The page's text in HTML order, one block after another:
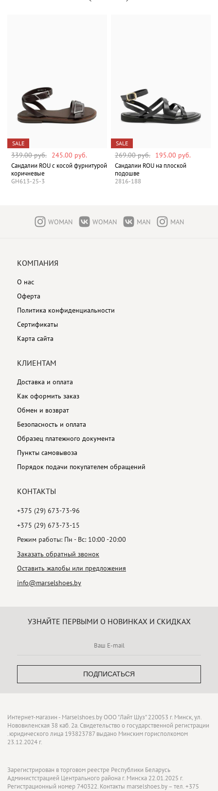
SALE
339.00 руб. 245.00 руб.
Сандалии ROU с косой фурнитурой
коричневые
GH613-25-3
SALE
269.00 руб. 195.00 руб.
Сандалии ROU на плоской
подошве
2816-188
WOMAN WOMAN MAN MAN
КОМПАНИЯ
О нас
Оферта
Политика конфиденциальности
Сертификаты
Карта сайта
КЛИЕНТАМ
Доставка и оплата
Как оформить заказ
Обмен и возврат
Безопасность и оплата
Образец платежного документа
Пункты самовывоза
Порядок подачи покупателем обращений
КОНТАКТЫ
+375 (29) 673-73-96
+375 (29) 673-73-15
Режим работы: Пн - Вс: 10:00 -20:00
Заказать обратный звонок
Оставить жалобы или предложения
info@marselshoes.by
УЗНАЙТЕ ПЕРВЫМИ О НОВИНКАХ И СКИДКАХ
ПОДПИСАТЬСЯ
Интернет-магазин - Marselshoes.by ООО "Лайт Шуз" 220053 г. Минск, ул.
Нововиленская 38 каб. 2а. Свидетельство о государственной регистрации
.юридического лица 193823787 выдано Минским горисполкомом
23.12.2024 г.
Зарегистрирован в торговом реестре Республики Беларусь
Администстрацией Центрального района г. Минска 22.01.2025 г.
Регистрационный номер 740322. Контакты marselshoes.by – тел. +375